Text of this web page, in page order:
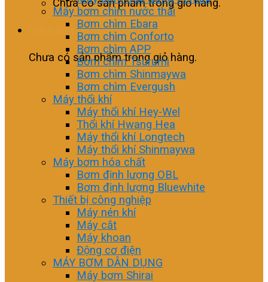
Chưa có sản phẩm trong giỏ hàng.
Giỏ hàng
Chưa có sản phẩm trong giỏ hàng.
Máy bơm chìm nước thải
Bơm chìm Ebara
Bơm chìm Conforto
Bơm chìm APP
Bơm chìm Tsurumi
Bơm chìm Shinmaywa
Bơm chìm Evergush
Máy thổi khí
Máy thổi khí Hey-Wel
Thổi khí Hwang Hea
Máy thổi khí Longtech
Máy thổi khí Shinmaywa
Máy bơm hóa chất
Bơm định lượng OBL
Bơm định lượng Bluewhite
Thiết bị công nghiệp
Máy nén khí
Máy cắt
Máy khoan
Động cơ điện
MÁY BƠM DÂN DỤNG
Máy bơm Shirai